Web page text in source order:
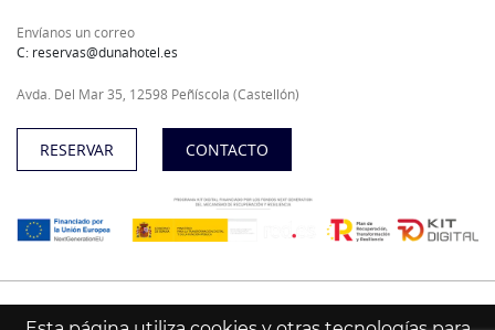
Envíanos un correo
C: reservas@dunahotel.es
Avda. Del Mar 35, 12598 Peñíscola (Castellón)
RESERVAR CONTACTO
Política de privacidad Política de cookies Accesibilidad